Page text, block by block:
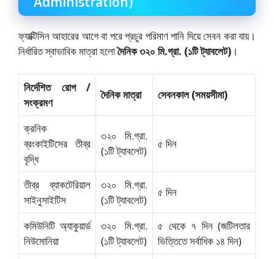
ফ্যাক্টিসিন আহারের আগে বা পরে প্রচুর পরিমাণ পানি দিয়ে সেবন করা যায়।
নির্ধারিত স্বাভাবিক মাত্রা হলোদৈনিক ৩২০ মি.গ্রা. (১টি ট্যাবলেট) ।
নির্দেশিত রোগ /
সংক্রমণ
দৈনিক মাত্রা সেবনকাল (সময়সীমা)
ক্রনিক
ব্রংকাইটিসের তীব্র
বৃদ্ধি
৩২০ মি.গ্রা.
(১টি ট্যাবলেট)
৫ দিন
তীব্র ব্যাকটেরিয়াল
সাইনুসাইটিস
৩২০ মি.গ্রা.
(১টি ট্যাবলেট)
৫ দিন
কমিউনিটি অ্যাকুয়ার্ড
নিউমোনিয়া
৩২০ মি.গ্রা.
(১টি ট্যাবলেট)
৫ থেকে ৭ দিন (জটিলতার
ভিত্তিতে সর্বাধিক ১৪ দিন)